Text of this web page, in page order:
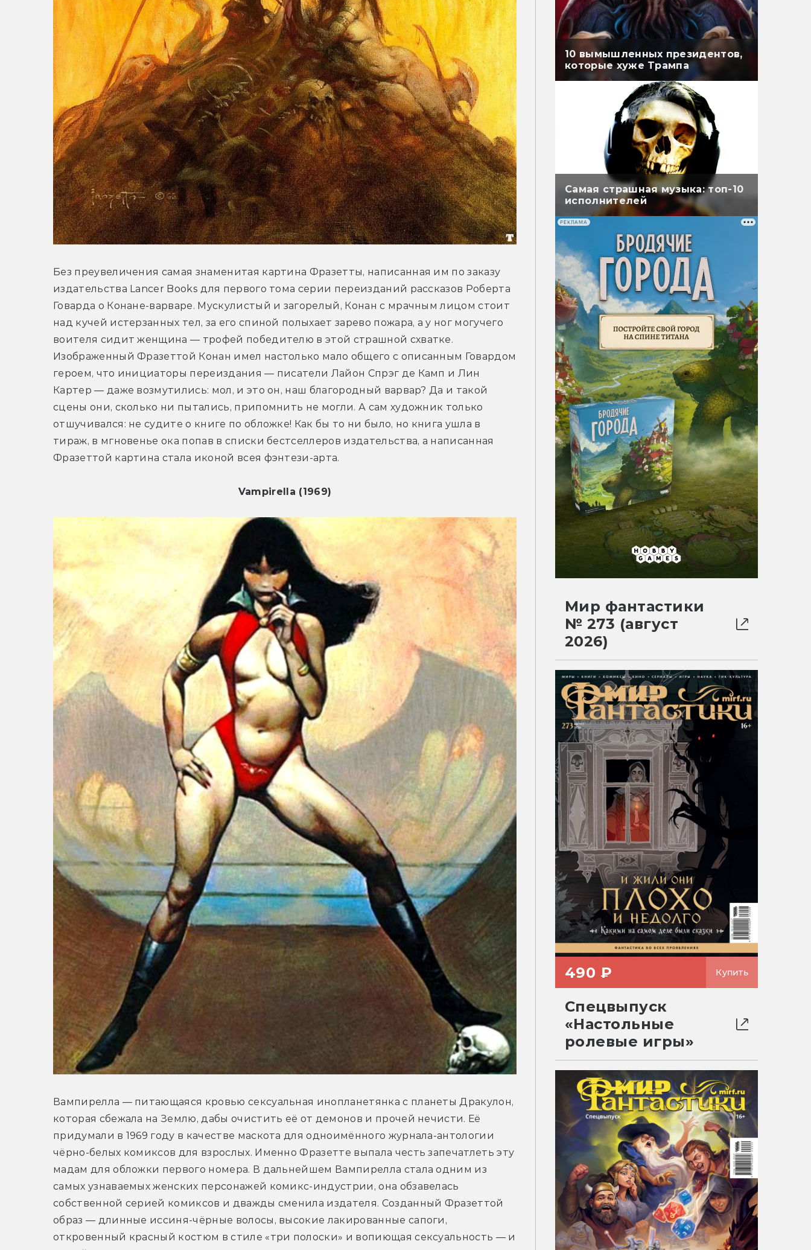
Без преувеличения самая знаменитая картина Фразетты, написанная им по заказу
издательства Lancer Books для первого тома серии переизданий рассказов Роберта
Говарда о Конане-варваре. Мускулистый и загорелый, Конан с мрачным лицом стоит
над кучей истерзанных тел, за его спиной полыхает зарево пожара, а у ног могучего
воителя сидит женщина — трофей победителю в этой страшной схватке.
Изображенный Фразеттой Конан имел настолько мало общего с описанным Говардом
героем, что инициаторы переиздания — писатели Лайон Спрэг де Камп и Лин
Картер — даже возмутились: мол, и это он, наш благородный варвар? Да и такой
сцены они, сколько ни пытались, припомнить не могли. А сам художник только
отшучивался: не судите о книге по обложке! Как бы то ни было, но книга ушла в
тираж, в мгновенье ока попав в списки бестселлеров издательства, а написанная
Фразеттой картина стала иконой всея фэнтези-арта.
Vampirella (1969)
Вампирелла — питающаяся кровью сексуальная инопланетянка с планеты Дракулон,
которая сбежала на Землю, дабы очистить её от демонов и прочей нечисти. Её
придумали в 1969 году в качестве маскота для одноимённого журнала-антологии
чёрно-белых комиксов для взрослых. Именно Фразетте выпала честь запечатлеть эту
мадам для обложки первого номера. В дальнейшем Вампирелла стала одним из
самых узнаваемых женских персонажей комикс-индустрии, она обзавелась
собственной серией комиксов и дважды сменила издателя. Созданный Фразеттой
образ — длинные иссиня-чёрные волосы, высокие лакированные сапоги,
откровенный красный костюм в стиле «три полоски» и вопиющая сексуальность — и
10 вымышленных президентов,
которые хуже Трампа
Самая страшная музыка: топ-10
исполнителей
РЕКЛАМА
Мир фантастики
№ 273 (август
2026)
490 ₽ Купить
Спецвыпуск
«Настольные
ролевые игры»